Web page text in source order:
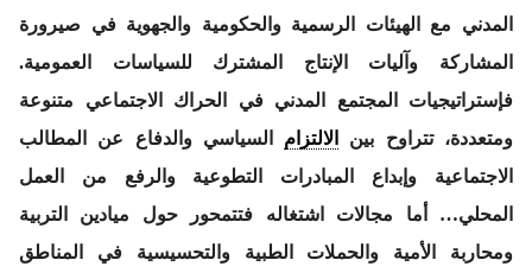
المدني مع الهيئات الرسمية والحكومية والجهوية في صيرورة
المشاركة وآليات الإنتاج المشترك للسياسات العمومية.
فإستراتيجيات المجتمع المدني في الحراك الاجتماعي متنوعة
ومتعددة، تتراوح بين
الالتزام السياسي والدفاع عن المطالب
الاجتماعية وإبداع المبادرات التطوعية والرفع من العمل
المحلي… أما مجالات اشتغاله فتتمحور حول ميادين التربية
ومحاربة الأمية والحملات الطبية والتحسيسية في المناطق